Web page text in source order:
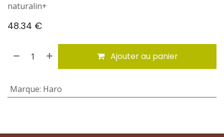
naturalin+
48.34 €
Ajouter au panier
Marque: Haro